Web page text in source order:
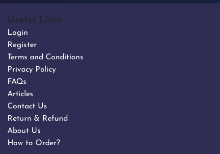
Useful Links
Login
Register
Terms and Conditions
Privacy Policy
FAQs
Articles
Contact Us
Return & Refund
About Us
How to Order?